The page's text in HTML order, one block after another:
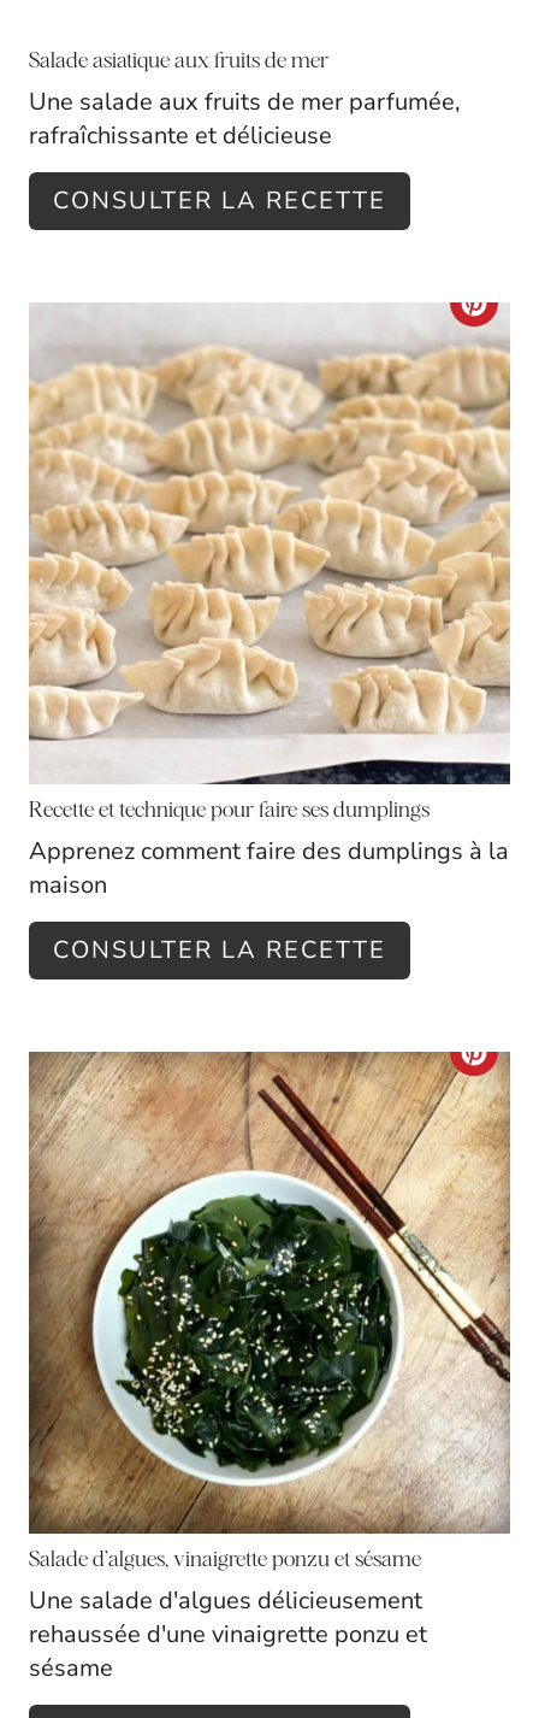
Salade asiatique aux fruits de mer
Une salade aux fruits de mer parfumée,
rafraîchissante et délicieuse
CONSULTER LA RECETTE
C
R
E
A
T
E
P
I
N
T
E
R
I
N
Recette et technique pour faire ses dumplings
Apprenez comment faire des dumplings à la
maison
CONSULTER LA RECETTE
C
R
E
A
T
E
P
I
N
T
E
Salade d’algues, vinaigrette ponzu et sésame
Une salade d'algues délicieusement
rehaussée d'une vinaigrette ponzu et
sésame